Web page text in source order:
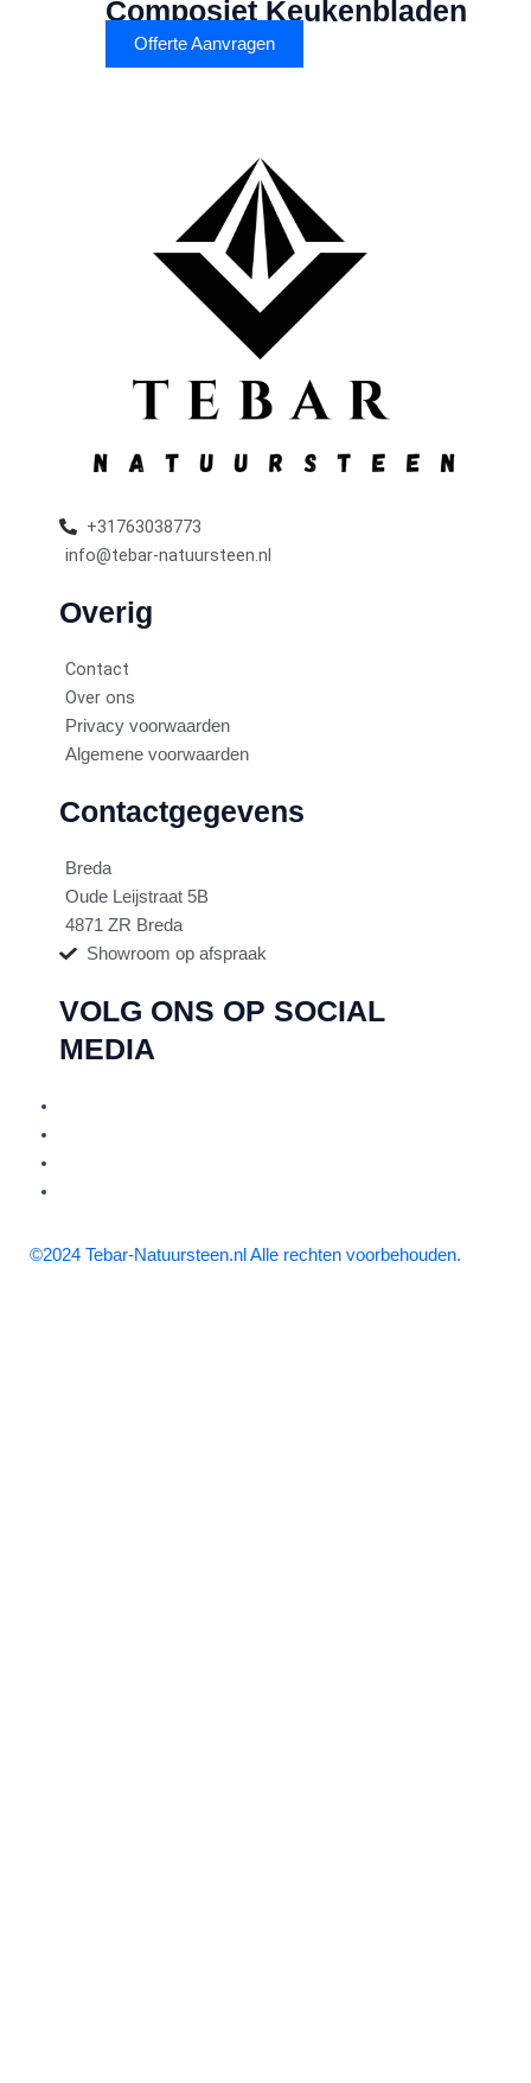
Composiet Keukenbladen
Offerte Aanvragen
+31763038773
info@tebar-natuursteen.nl
Overig
Contact
Over ons
Privacy voorwaarden
Algemene voorwaarden
Contactgegevens
Breda
Oude Leijstraat 5B
4871 ZR Breda
Showroom op afspraak
VOLG ONS OP SOCIAL
MEDIA
©2024 Tebar-Natuursteen.nl Alle rechten voorbehouden.